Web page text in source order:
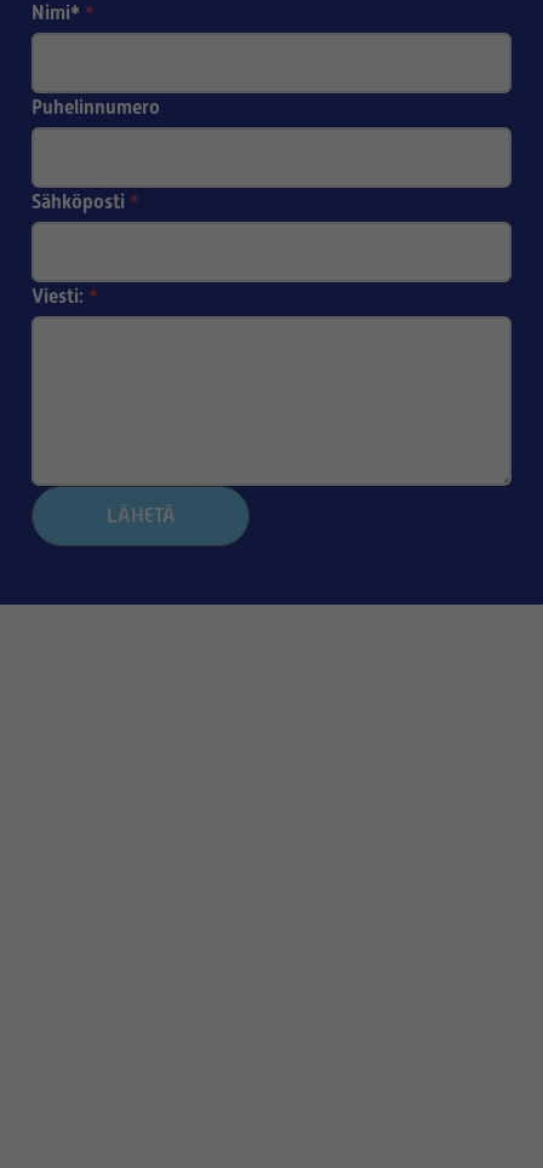
Nimi* *
Puhelinnumero
Sähköposti *
Viesti: *
LÄHETÄ